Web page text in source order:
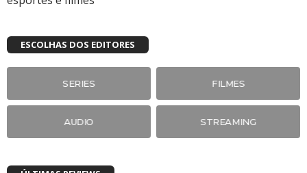
ESCOLHAS DOS EDITORES
SERIES FILMES
AUDIO STREAMING